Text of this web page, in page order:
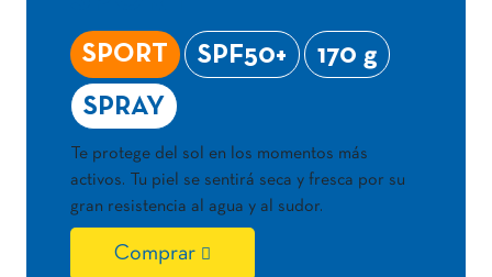
SPORT SPF50+ 170 g
SPRAY
Te protege del sol en los momentos más
activos. Tu piel se sentirá seca y fresca por su
gran resistencia al agua y al sudor.
Comprar